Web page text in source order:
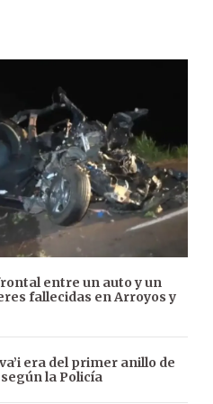
entre un auto y un
fallecidas en Arroyos y
era del primer anillo de
la Policía